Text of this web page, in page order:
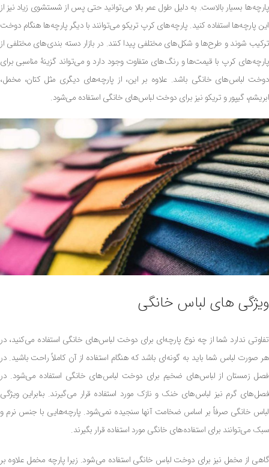
پارچه‌ها بسیار بالاست. به دلیل طول عمر بالا می‌توانید حتی پس از شستشوی زیاد نیز از
این پارچه‌ها استفاده کنید. پارچه‌های کرپ تریکو می‌توانند با دیگر پارچه‌ها هنگام دوخت
ترکیب شوند و طرح‌ها و شکل‌های مختلفی پیدا کنند. در بازار دسته بندی‌های مختلفی از
پارچه‌های کرپ با قیمت‌ها و رنگ‌های متفاوت وجود دارد و می‌تواند گزینۀ مناسبی برای
دوخت لباس‌های خانگی باشد. علاوه بر این، از پارچه‌های دیگری مثل کتان، مخمل،
ابریشم، گیپور و تریکو نیز برای دوخت لباس‌های خانگی استفاده می‌شود.
ویژگی‌ های لباس خانگی
تفاوتی ندارد شما از چه نوع پارچه‌ای برای دوخت لباس‌های خانگی استفاده می‌کنید، در
هر صورت لباس شما باید به گونه‌ای باشد که هنگام استفاده از آن کاملاً راحت باشید. در
فصل زمستان از لباس‌های ضخیم برای دوخت لباس‌های خانگی استفاده می‌شود. در
فصل‌های گرم نیز لباس‌های خنک و نازک مورد استفاده قرار می‌گیرند. بنابراین ویژگی
لباس خانگی صرفاً بر اساس ضخامت آنها سنجیده نمی‌شود. پارچه‌هایی با جنس نرم و
سبک می‌توانند برای استفاده‌های خانگی مورد استفاده قرار بگیرند.
گاهی از مخمل نیز برای دوخت لباس خانگی استفاده می‌شود. زیرا پارچه مخمل علاوه بر